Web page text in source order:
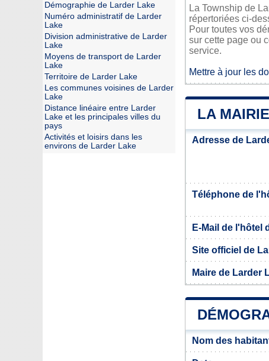
La Township de
répertoriées ci-
Pour toutes vos
sur cette page ou
service.
Mettre à jour les
LA
Adresse de
Téléphone de
E-Mail de l'hôtel
Site officiel de
Maire de Larder
Nom des
Démographie de Larder Lake
Numéro administratif de Larder
Lake
Division administrative de Larder
Lake
Moyens de transport de Larder
Lake
Territoire de Larder Lake
Les communes voisines de Larder
Lake
Distance linéaire entre Larder
Lake et les principales villes du
pays
Activités et loisirs dans les
environs de Larder Lake